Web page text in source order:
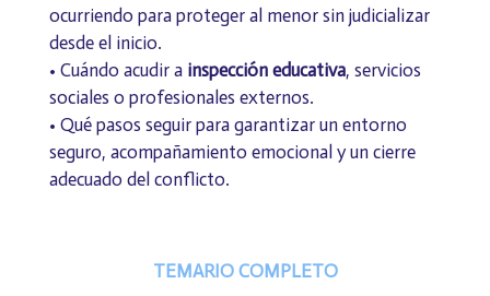
ocurriendo para proteger al menor sin judicializar
desde el inicio.
• Cuándo acudir a inspección educativa, servicios
sociales o profesionales externos.
• Qué pasos seguir para garantizar un entorno
seguro, acompañamiento emocional y un cierre
adecuado del conflicto.
TEMARIO COMPLETO